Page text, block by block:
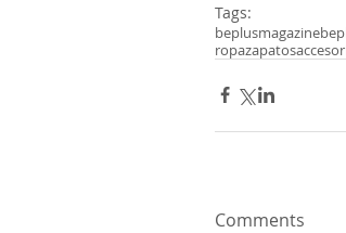
Tags:
beplusmagazine
ropazapatos
Comments